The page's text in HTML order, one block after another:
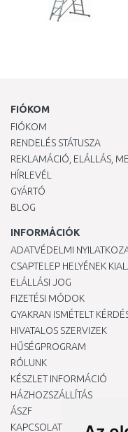
FIÓKOM
FIÓKOM
RENDELÉS STÁTUSZA
REKLAMÁCIÓ, ELÁLLÁS,
HÍRLEVÉL
GYÁRTÓ
BLOG
INFORMÁCIÓK
ADATVÉDELMI
CSAPTELEP HELYÉNEK
ELÁLLÁSI JOG
FIZETÉSI MÓDOK
GYAKRAN ISMÉTELT
HIVATALOS SZERVIZEK
HŰSÉGPROGRAM
RÓLUNK
KÉSZLET INFORMÁCIÓ
HÁZHOZSZÁLLÍTÁS
ÁSZF
KAPCSOLAT